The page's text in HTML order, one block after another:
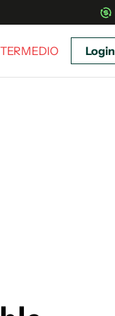
Login